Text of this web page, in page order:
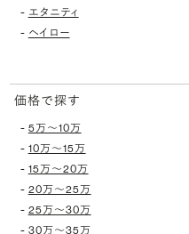
- エタニティ
- ヘイロー
価格で探す
- 5万〜10万
- 10万〜15万
- 15万〜20万
- 20万〜25万
- 25万〜30万
- 30万〜35万